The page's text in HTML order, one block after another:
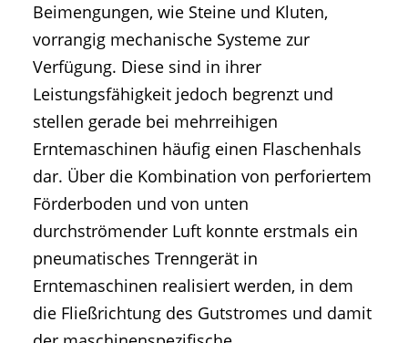
Beimengungen, wie Steine und Kluten,
vorrangig mechanische Systeme zur
Verfügung. Diese sind in ihrer
Leistungsfähigkeit jedoch begrenzt und
stellen gerade bei mehrreihigen
Erntemaschinen häufig einen Flaschenhals
dar. Über die Kombination von perforiertem
Förderboden und von unten
durchströmender Luft konnte erstmals ein
pneumatisches Trenngerät in
Erntemaschinen realisiert werden, in dem
die Fließrichtung des Gutstromes und damit